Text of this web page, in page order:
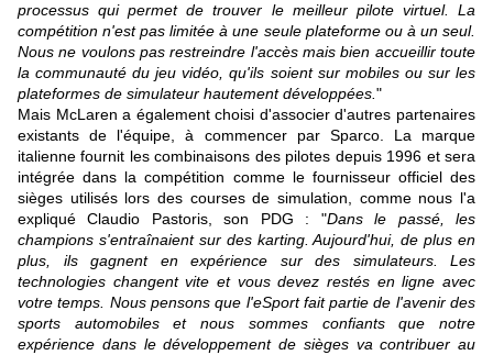
processus qui permet de trouver le meilleur pilote virtuel. La
compétition n'est pas limitée à une seule plateforme ou à un seul.
Nous ne voulons pas restreindre l'accès mais bien accueillir toute
la communauté du jeu vidéo, qu'ils soient sur mobiles ou sur les
plateformes de simulateur hautement développées. "
Mais McLaren a également choisi d'associer d'autres partenaires
existants de l'équipe, à commencer par Sparco. La marque
italienne fournit les combinaisons des pilotes depuis 1996 et sera
intégrée dans la compétition comme le fournisseur officiel des
sièges utilisés lors des courses de simulation, comme nous l'a
expliqué Claudio Pastoris, son PDG : "Dans le passé, les
champions s'entraînaient sur des karting. Aujourd'hui, de plus en
plus, ils gagnent en expérience sur des simulateurs. Les
technologies changent vite et vous devez restés en ligne avec
votre temps. Nous pensons que l'eSport fait partie de l'avenir des
sports automobiles et nous sommes confiants que notre
expérience dans le développement de sièges va contribuer au